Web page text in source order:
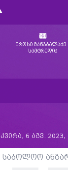
ეროსი მანჯგალაძე
სამტრედია
კვირა, 6 აგვ. 2023,
საბოლოო